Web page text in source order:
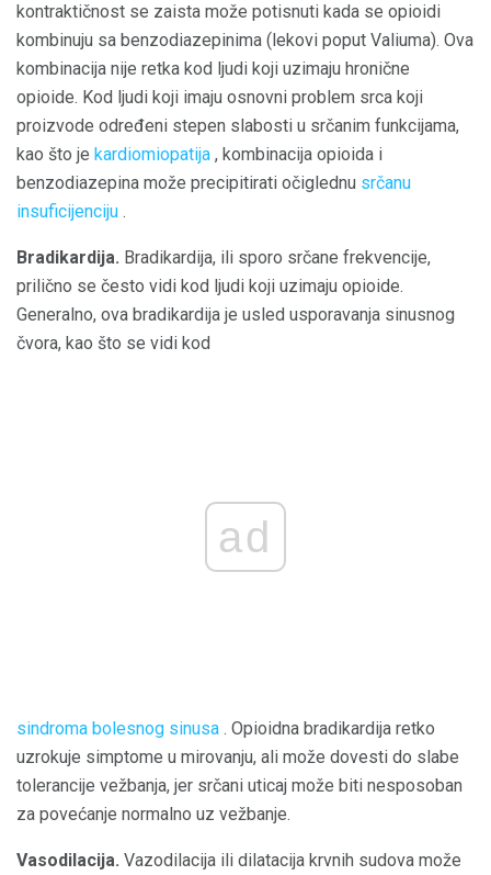
kontraktičnost se zaista može potisnuti kada se opioidi
kombinuju sa benzodiazepinima (lekovi poput Valiuma). Ova
kombinacija nije retka kod ljudi koji uzimaju hronične
opioide. Kod ljudi koji imaju osnovni problem srca koji
proizvode određeni stepen slabosti u srčanim funkcijama,
kao što je kardiomiopatija , kombinacija opioida i
benzodiazepina može precipitirati očiglednu srčanu
insuficijenciju .
Bradikardija. Bradikardija, ili sporo srčane frekvencije,
prilično se često vidi kod ljudi koji uzimaju opioide.
Generalno, ova bradikardija je usled usporavanja sinusnog
čvora, kao što se vidi kod
ad
sindroma bolesnog sinusa . Opioidna bradikardija retko
uzrokuje simptome u mirovanju, ali može dovesti do slabe
tolerancije vežbanja, jer srčani uticaj može biti nesposoban
za povećanje normalno uz vežbanje.
Vasodilacija. Vazodilacija ili dilatacija krvnih sudova može